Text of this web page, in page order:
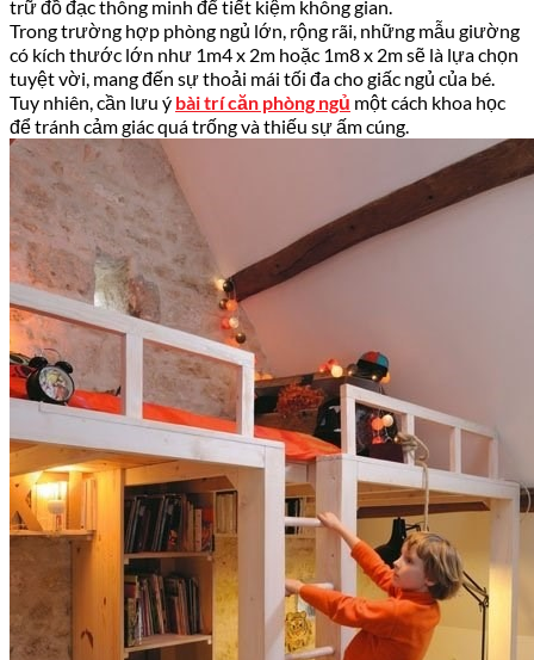
trữ đồ đạc thông minh để tiết kiệm không gian.
Trong trường hợp phòng ngủ lớn, rộng rãi, những mẫu giường
có kích thước lớn như 1m4 x 2m hoặc 1m8 x 2m sẽ là lựa chọn
tuyệt vời, mang đến sự thoải mái tối đa cho giấc ngủ của bé.
Tuy nhiên, cần lưu ý bài trí căn phòng ngủ một cách khoa học
để tránh cảm giác quá trống và thiếu sự ấm cúng.